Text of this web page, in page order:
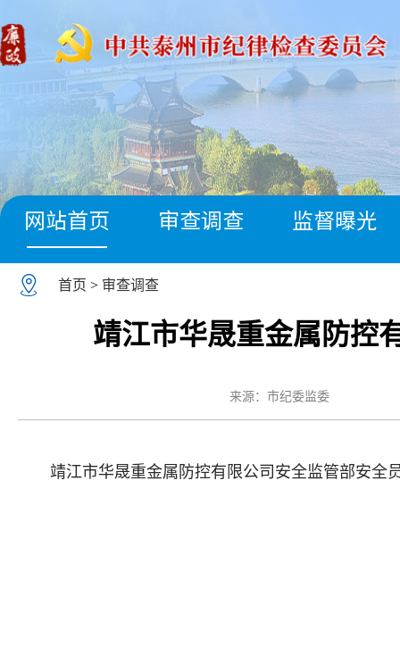
网站首页 审查调查 监督曝光
首页 > 审查调查
靖江市华晟重金属防控
来源：市纪委监委
靖江市华晟重金属防控有限公司安全监管部安全